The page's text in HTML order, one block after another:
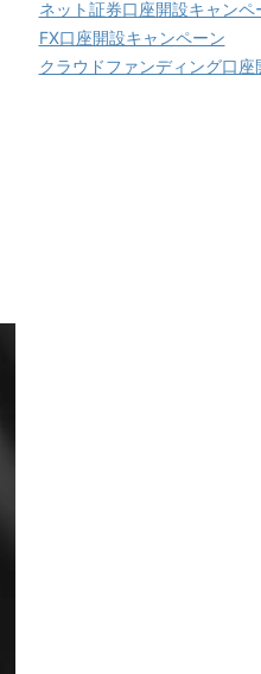
ネット証券口座開設キャンペ
FX口座開設キャンペーン
クラウドファンディング口座